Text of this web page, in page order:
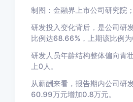
制图：金融界上市公司研究院
研发投入变化背后，是公司研
比例达68.66%，上期该比例为
研发人员年龄结构整体偏向
上0人。
从薪酬来看，报告期内公司研
60.99万元增加0.8万元。